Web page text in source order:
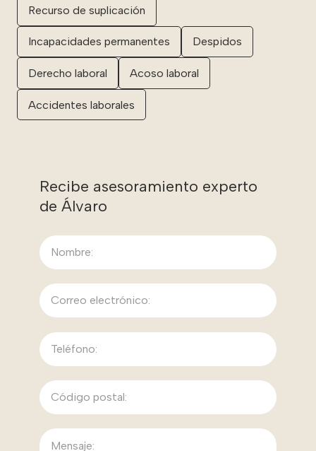
Recurso de suplicación
Incapacidades permanentes Despidos
Derecho laboral Acoso laboral
Accidentes laborales
Recibe asesoramiento experto
de Álvaro